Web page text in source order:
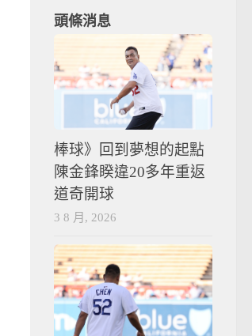
頭條消息
棒球》回到夢想的起點
陳金鋒睽違20多年重返
道奇開球
3 8 月, 2026